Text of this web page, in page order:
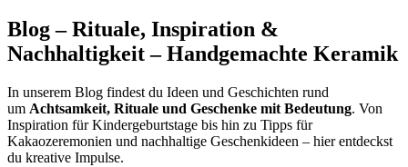
Blog – Rituale, Inspiration &
Nachhaltigkeit – Handgemachte Keramik
In unserem Blog findest du Ideen und Geschichten rund
um Achtsamkeit, Rituale und Geschenke mit Bedeutung. Von
Inspiration für Kindergeburtstage bis hin zu Tipps für
Kakaozeremonien und nachhaltige Geschenkideen – hier entdeckst
du kreative Impulse.